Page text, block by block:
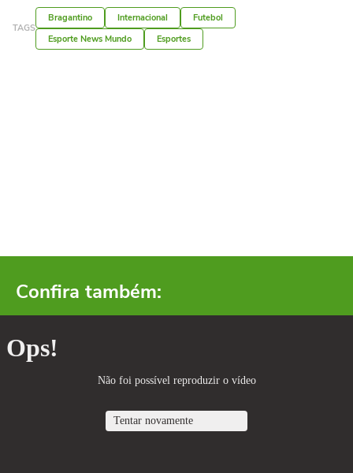
TAGS
Bragantino Internacional
Futebol
Esporte News Mundo
Esportes
Confira também: